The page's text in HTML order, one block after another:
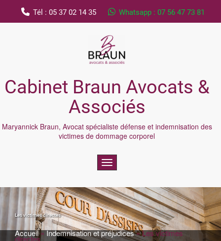
Tél : 05 37 02 14 35 Whatsapp : 07 56 47 73 81
Cabinet Braun Avocats &
Associés
Maryannick Braun, Avocat spécialiste défense et indemnisation des
victimes de dommage corporel
Toggle navigation
Les victimes directes
Accueil»Indemnisation et préjudices»Les victimes
directes